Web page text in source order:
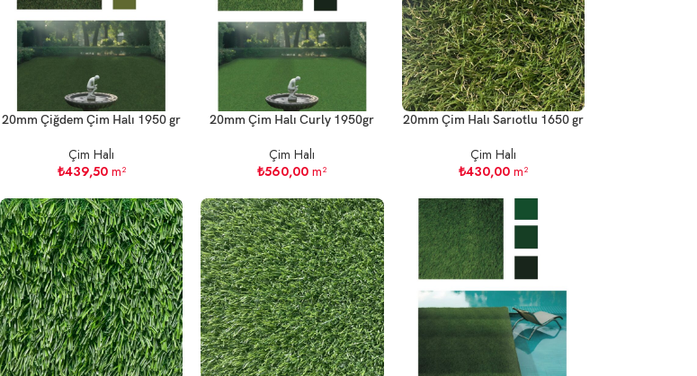
20mm Çiğdem Çim Halı 1950 gr
Çim Halı
₺439,50m²
20mm Çim Halı Curly 1950gr
Çim Halı
₺560,00 m²
20mm Çim Halı Sarıotlu 1650 gr
Çim Halı
₺430,00m²